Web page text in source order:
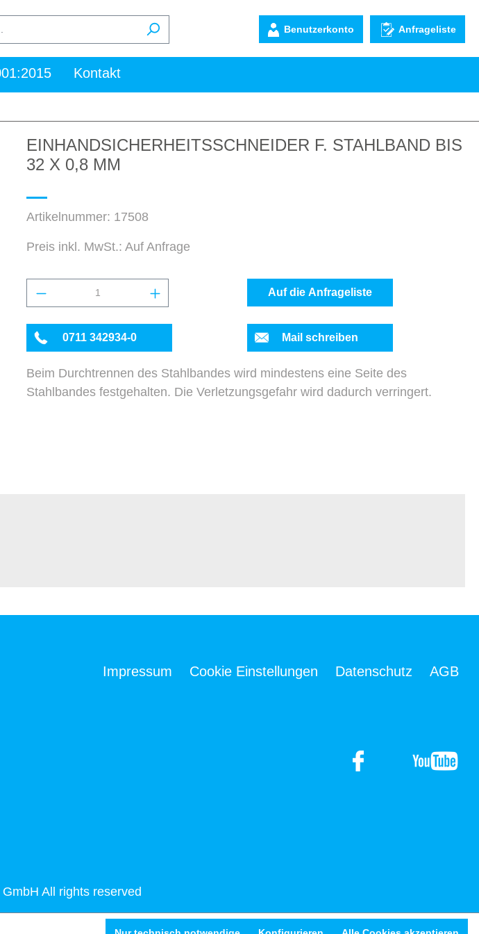
Benutzerkonto Anfrageliste
Kontakt
EINHANDSICHERHEITSSCHNEIDER F. STAHLBAND BIS
32 X 0,8 MM
Artikelnummer: 17508
Preis inkl. MwSt.: Auf Anfrage
Produkt Anzahl: Gib den gewünschten Wert ein oder
Auf die Anfrageliste
0711 342934-0 Mail schreiben
Beim Durchtrennen des Stahlbandes wird mindestens eine Seite des
Stahlbandes festgehalten. Die Verletzungsgefahr wird dadurch verringert.
Impressum Cookie Einstellungen Datenschutz AGB
All rights reserved